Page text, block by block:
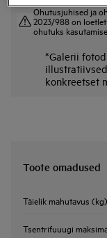
Ohutusjuhised ja
2023/988 on
ohutuks
*Galerii
konkreetset
Toote omadused
Täielik mahutavus (kg)
Tsentrifuuugi